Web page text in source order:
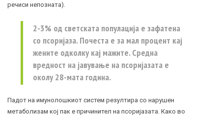
речиси непозната).
2-3% од светската популација е зафатена
со псоријаза. Почеста е за мал процент кај
жените одколку кај мажите. Средна
вредност на јавување на псоријазата е
околу 28-мата година.
Падот на имунолошкиот систем резултира со нарушен
метаболизам кој пак е причинител на псоријазата. Како во